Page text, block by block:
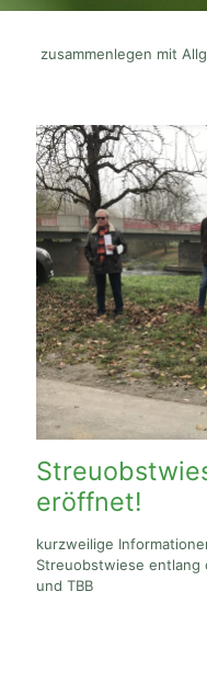
zusammenlegen mit
eröffnet!
kurzweilige
Streuobstwiese entlang
und TBB